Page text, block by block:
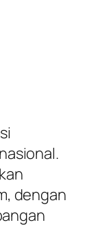
dengan